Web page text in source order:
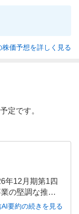
株価予想を詳しく見る
定です。
年12月期第1四
の堅調な推移
利益貢献によ
要約の続きを見る